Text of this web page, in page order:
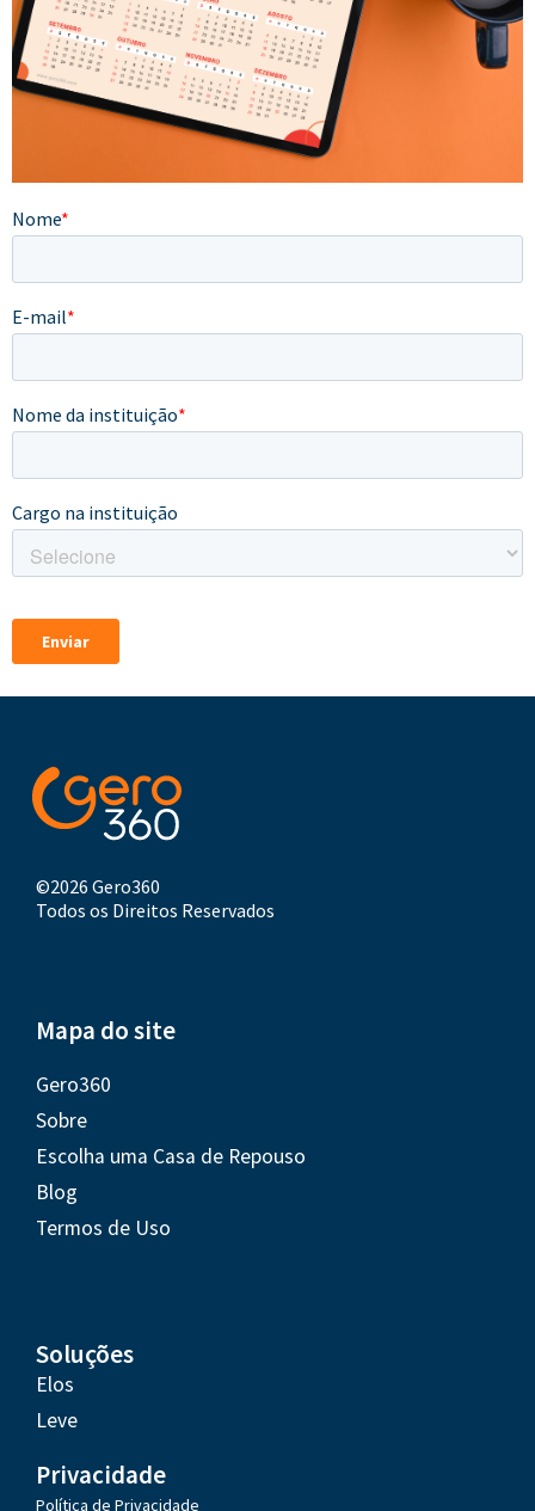
©2026 Gero360
Todos os Direitos Reservados
Mapa do site
Gero360
Sobre
Escolha uma Casa de Repouso
Blog
Termos de Uso
Soluções
Elos
Leve
Privacidade
Política de Privacidade